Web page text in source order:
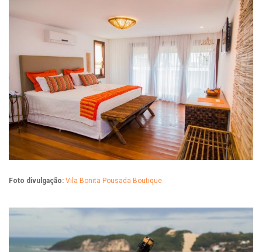
Foto divulgação: Vila Bonita Pousada Boutique